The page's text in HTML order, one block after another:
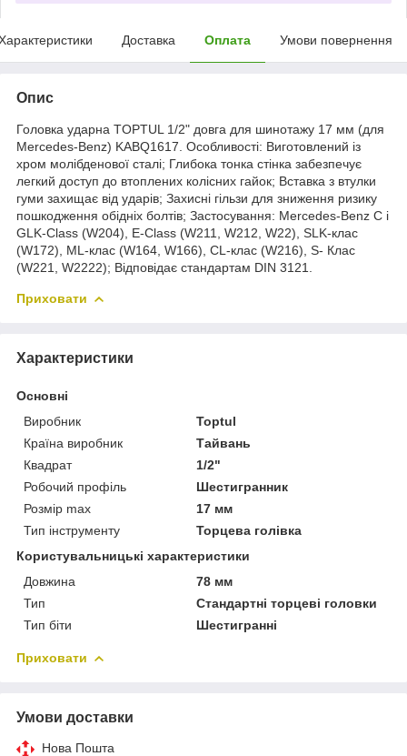
Доставка Оплата Умови повернення
Опис
Головка ударна TOPTUL 1/2" довга для шинотажу 17 мм (для
Mercedes-Benz) KABQ1617. Особливості: Виготовлений із
хром молібденової сталі; Глибока тонка стінка забезпечує
легкий доступ до втоплених колісних гайок; Вставка з втулки
гуми захищає від ударів; Захисні гільзи для зниження ризику
пошкодження обідніх болтів; Застосування: Mercedes-Benz C і
GLK-Class (W204), E-Class (W211, W212, W22), SLK-клас
(W172), ML-клас (W164, W166), CL-клас (W216), S- Клас
(W221, W2222); Відповідає стандартам DIN 3121.
Приховати
Характеристики
Основні
Виробник
Toptul
Країна виробник
Тайвань
Квадрат
1/2"
Робочий профіль
Шестигранник
Розмір max
17 мм
Тип інструменту
Торцева голівка
Користувальницькі характеристики
Довжина
78 мм
Тип
Стандартні торцеві головки
Тип біти
Шестигранні
Приховати
Умови доставки
Нова Пошта